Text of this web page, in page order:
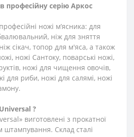
професійну серію Аркос
ножі м’ясника: для
ніж для зняття
сікач, топор для м'яса, а також
ножі Сантоку, поварські ножі,
ножі для чищення овочів,
для риби, ножі для салямі, ножі
?
виготовлені з прокатної
штампування. Склад сталі